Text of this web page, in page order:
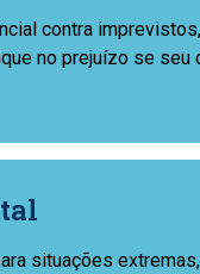
contra
no prejuízo se seu
situações